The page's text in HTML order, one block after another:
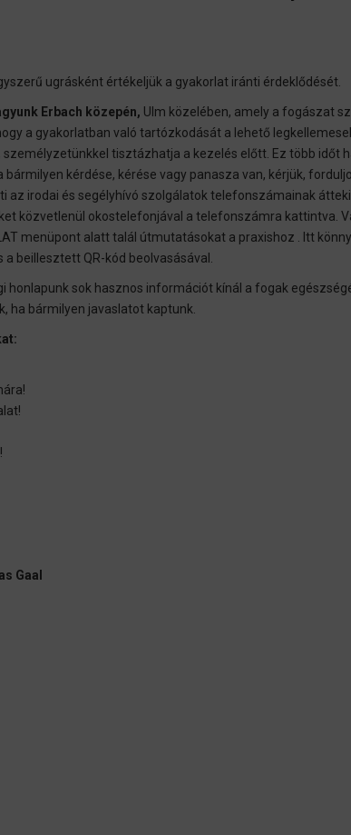
ugrásként értékeljük a gyakorlat iránti érdeklődését.
Erbach közepén, Ulm közelében, amely a fogászat
a gyakorlatban való tartózkodását a lehető
tisztázhatja a kezelés előtt. Ez több időt
kérdése, kérése vagy panasza van, kérjük,
az irodai és segélyhívó szolgálatok telefonszámainak
közvetlenül okostelefonjával a telefonszámra kattintva.
menüpont alatt talál útmutatásokat a praxishoz . Itt
beillesztett QR-kód beolvasásával.
honlapunk sok hasznos információt kínál a fogak
ha bármilyen javaslatot kaptunk.
Gaal